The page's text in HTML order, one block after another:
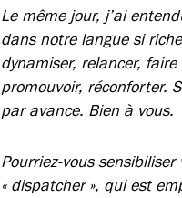
Le même jour, j’ai
dans notre langue si
dynamiser, relancer,
promouvoir, réconforter.
par avance. Bien à vous.
Pourriez-vous
« dispatcher », qui est